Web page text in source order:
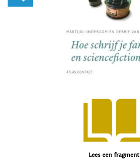
Lees een fragment